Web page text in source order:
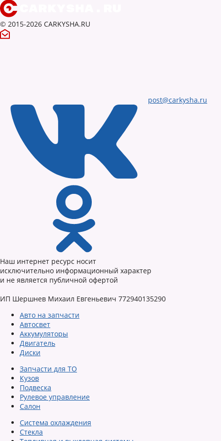
© 2015-2026 CARKYSHA.RU
post@carkysha.ru
Наш интернет ресурс носит
исключительно информационный характер
и не является публичной офертой
ИП Шершнев Михаил Евгеньевич 772940135290
Авто на запчасти
Автосвет
Аккумуляторы
Двигатель
Диски
Запчасти для ТО
Кузов
Подвеска
Рулевое управление
Салон
Система охлаждения
Стекла